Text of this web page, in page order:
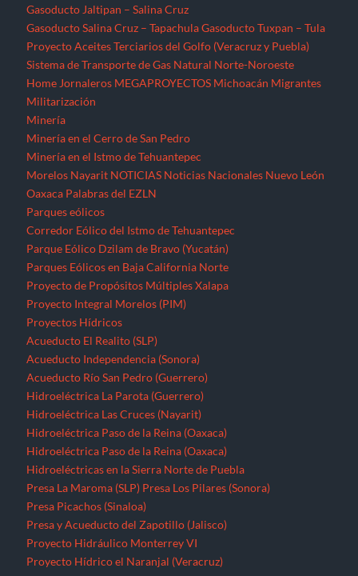
Parques eólicos
Corredor Eólico del Istmo de Tehuantepec
Parque Eólico Dzilam de Bravo (Yucatán)
Parques Eólicos en Baja California Norte
Proyecto de Propósitos Múltiples Xalapa
Proyecto Integral Morelos (PIM)
Proyectos Hídricos
Acueducto El Realito (SLP)
Acueducto Independencia (Sonora)
Acueducto Río San Pedro (Guerrero)
Hidroeléctrica La Parota (Guerrero)
Hidroeléctrica Las Cruces (Nayarit)
Hidroeléctrica Paso de la Reina (Oaxaca)
Hidroeléctrica Paso de la Reina (Oaxaca)
Hidroeléctricas en la Sierra Norte de Puebla
Presa La Maroma (SLP) Presa Los Pilares (Sonora)
Presa Picachos (Sinaloa)
Presa y Acueducto del Zapotillo (Jalisco)
Proyecto Hidráulico Monterrey VI
Proyecto Hídrico el Naranjal (Veracruz)
Puebla QuerétaroQuintana Roo
Recursos forestales
Extracción de maderas preciosas en Ostula (Michoacán)
San Luis Potosí
Seminario “El pensamiento crítico frente a la hidra
capitalista”
Sinaloa SonoraTabasco Tamaulipas TlaxcalaTren Maya
VeracruzViolencia contra periodistas
Zonas de Desarrollo Económico y Social (ZODES) Ciudad de
México
¿Qué es un megaproyecto?